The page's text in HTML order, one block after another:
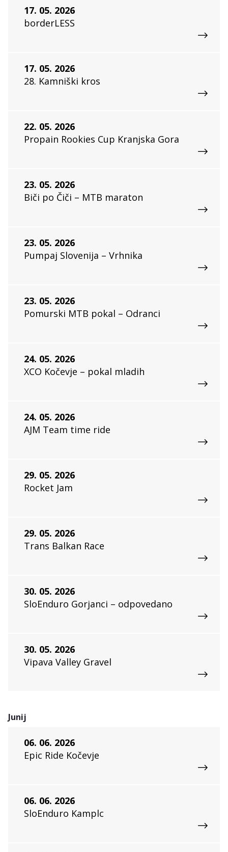
17. 05. 2026
borderLESS
17. 05. 2026
28. Kamniški kros
22. 05. 2026
Propain Rookies Cup Kranjska Gora
23. 05. 2026
Biči po Čiči – MTB maraton
23. 05. 2026
Pumpaj Slovenija – Vrhnika
23. 05. 2026
Pomurski MTB pokal – Odranci
24. 05. 2026
XCO Kočevje – pokal mladih
24. 05. 2026
AJM Team time ride
29. 05. 2026
Rocket Jam
29. 05. 2026
Trans Balkan Race
30. 05. 2026
SloEnduro Gorjanci – odpovedano
30. 05. 2026
Vipava Valley Gravel
Junij
06. 06. 2026
Epic Ride Kočevje
06. 06. 2026
SloEnduro Kamplc